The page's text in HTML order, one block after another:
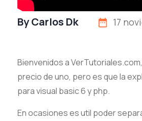
ByCarlos Dk 17
Bienvenidos a
precio de uno, pero es que la
para visual basic 6 y php.
En ocasiones es util poder